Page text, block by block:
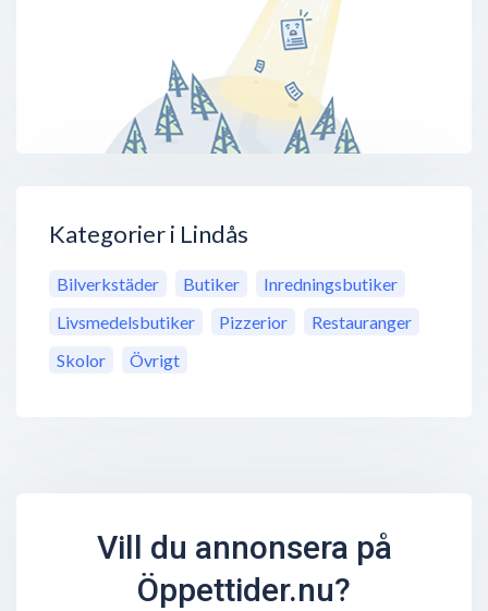
Kategorier i Lindås
Bilverkstäder Butiker
Inredningsbutiker
Livsmedelsbutiker
Pizzerior
Restauranger
Skolor
Övrigt
Vill du annonsera på
Öppettider.nu?